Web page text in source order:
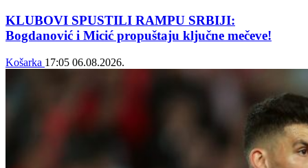
KLUBOVI SPUSTILI RAMPU SRBIJI:
Bogdanović i Micić propuštaju ključne mečeve!
Košarka 17:05 06.08.2026.